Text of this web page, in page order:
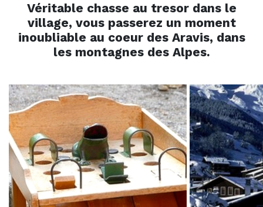
Véritable chasse au tresor dans le
village, vous passerez un moment
inoubliable au coeur des Aravis, dans
les montagnes des Alpes.